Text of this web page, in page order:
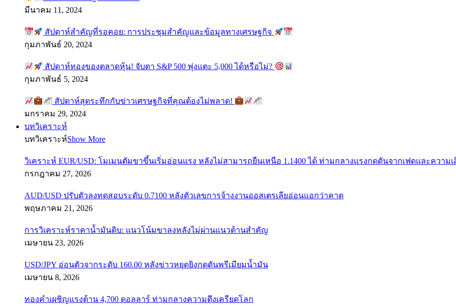
มีนาคม 11, 2024
สัปดาห์สำคัญที่รอคอย: การประชุมสำคัญและข้อมูลทางเศรษฐกิจ
กุมภาพันธ์ 20, 2024
สัปดาห์ทองของตลาดหุ้น! จับตา S&P 500 พุ่งแตะ 5,000 ได้หรือไม่?
กุมภาพันธ์ 5, 2024
สัปดาห์สุดระทึกกับข่าวเศรษฐกิจที่คุณต้องไม่พลาด!
มกราคม 29, 2024
บทวิเคราะห์
บทวิเคราะห์Show More
วิเคราะห์ EUR/USD: โมเมนตัมขาขึ้นเริ่มอ่อนแรง หลังไม่สามารถยืนเหนือ 1.1400 ได้ ท่ามกลางแรงกดดันจากเฟดและความ
กรกฎาคม 27, 2026
AUD/USD ปรับตัวลงทดสอบระดับ 0.7100 หลังตัวเลขการจ้างงานออสเตรเลียอ่อนแอกว่าคาด
พฤษภาคม 21, 2026
การวิเคราะห์ราคาน้ำมันดิบ: แนวโน้มขาลงหลังไม่ผ่านแนวต้านสำคัญ
เมษายน 23, 2026
USD/JPY อ่อนตัวจากระดับ 160.00 หลังข่าวหยุดยิงกดดันพรีเมียมน้ำมัน
เมษายน 8, 2026
ทองคำเผชิญแรงต้าน 4,700 ดอลลาร์ ท่ามกลางความตึงเครียดโลก